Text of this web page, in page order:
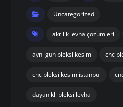
Uncategorized
akrilik levha çözümleri
aynı gün pleksi kesim cnc
cnc pleksi kesim istanbul
dayanıklı pleksi levha